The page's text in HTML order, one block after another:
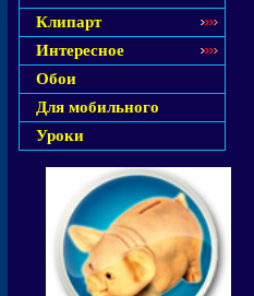
Клипарт
Интересное
Обои
Для мобильного
Уроки